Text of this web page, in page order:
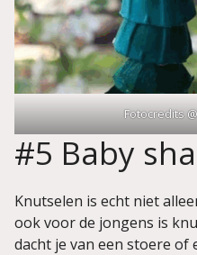
Fotocredits
#5 Baby
Knutselen is echt niet
ook voor de jongens is
dacht je van een stoere of